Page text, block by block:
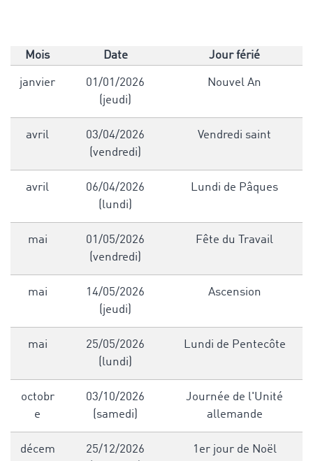
Mois Date Jour férié
janvier
01/01/2026
(jeudi)
Nouvel An
avril
03/04/2026
(vendredi)
Vendredi saint
avril
06/04/2026
(lundi)
Lundi de Pâques
mai
01/05/2026
(vendredi)
Fête du Travail
mai
14/05/2026
(jeudi)
Ascension
mai
25/05/2026
(lundi)
Lundi de Pentecôte
octobr
e
03/10/2026
(samedi)
Journée de l'Unité
allemande
décem 25/12/2026 1er jour de Noël